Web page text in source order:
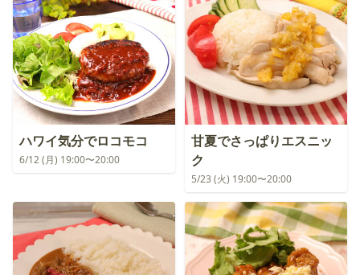
ハワイ気分でロコモコ
6/12 (月) 19:00〜20:00
甘夏でさっぱりエスニッ
ク
5/23 (火) 19:00〜20:00